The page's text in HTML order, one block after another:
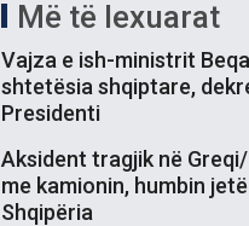
Më të lexuarat
Vajza e ish-ministrit
shtetësia shqiptare,
Presidenti
Aksident tragjik në
me kamionin, humbin
Shqipëria